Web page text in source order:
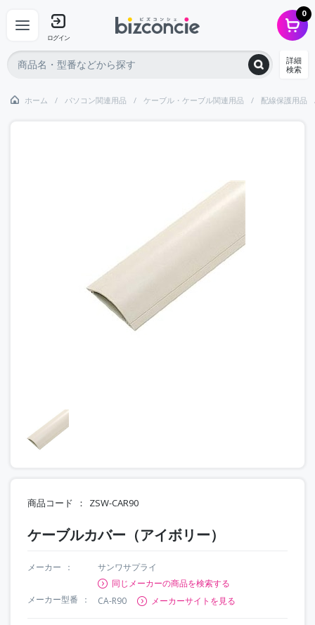
ログイン
0
詳細
検索
ホーム パソコン関連用品 ケーブル・ケーブル関連用品 配線保護用品
商品コード ZSW-CAR90
ケーブルカバー（アイボリー）
メーカー
サンワサプライ
同じメーカーの商品を検索する
メーカー型番
CA-R90 メーカーサイトを見る